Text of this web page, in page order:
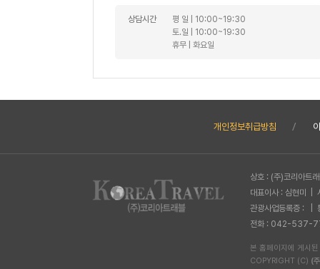
상담시간
평 일 | 10:00~19:30
토.일 | 10:00~19:30
휴무 | 화요일
개인정보취급방침
상호 : (주)코리아트
대표이사 : 심현미
관광사업등록증 : |
전화 : 042-537-
본 홈페이지에 게시
COPYRIGHT (C) (